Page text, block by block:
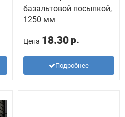
базальтовой посыпкой,
1250 мм
Цена 18.30 р.
Подробнее